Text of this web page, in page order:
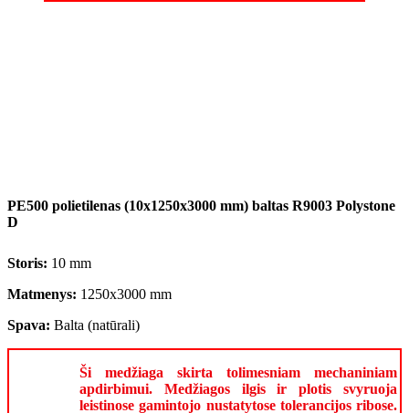
PE500 polietilenas (10x1250x3000 mm) baltas R9003 Polystone
D
Storis: 10 mm
Matmenys: 1250x3000 mm
Spava: Balta (natūrali)
Ši medžiaga skirta tolimesniam mechaniniam
apdirbimui. Medžiagos ilgis ir plotis svyruoja
leistinose gamintojo nustatytose tolerancijos ribose.